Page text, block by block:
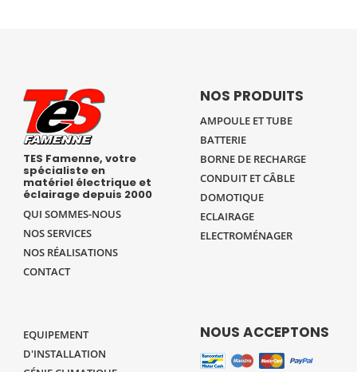
TES Famenne, votre
spécialiste en
matériel électrique et
éclairage depuis 2000
QUI SOMMES-NOUS
NOS SERVICES
NOS RÉALISATIONS
CONTACT
NOS PRODUITS
AMPOULE ET TUBE
BATTERIE
BORNE DE RECHARGE
CONDUIT ET CÂBLE
DOMOTIQUE
ECLAIRAGE
ELECTROMÉNAGER
EQUIPEMENT
D'INSTALLATION
NOUS ACCEPTONS